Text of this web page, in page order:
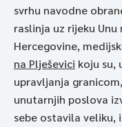
svrhu navodne
raslinja uz rijeku Unu
Hercegovine,
na Plješevici koju su,
upravljanja
unutarnjih poslova
sebe ostavila veliku,